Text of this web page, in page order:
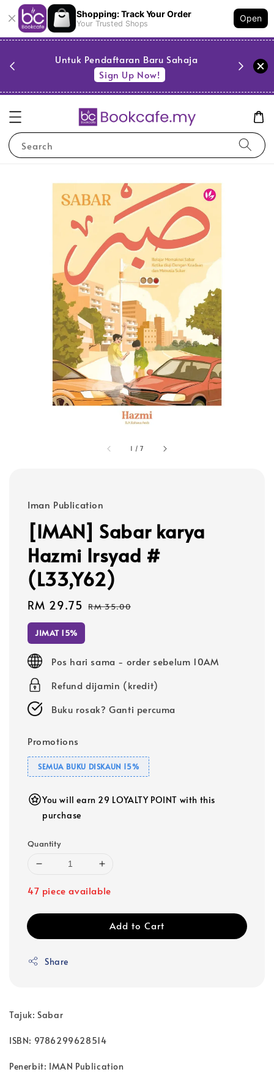
Shopping: Track Your Order
Your Trusted Shops
Open
Untuk Pendaftaran Baru Sahaja
Sign Up Now!
Search
1 /7
Iman Publication
[IMAN] Sabar karya
Hazmi Irsyad #
(L33,Y62)
Sale
price
RM 29.75 Regular
RM 35.00
JIMAT 15%
Pos hari sama - order sebelum 10AM
Refund dijamin (kredit)
Buku rosak? Ganti percuma
Promotions
SEMUA BUKU DISKAUN 15%
You will earn 29 LOYALTY POINT with this
purchase
Quantity
47 piece available
Add to Cart
Share
Tajuk: Sabar
ISBN: 9786299628514
Penerbit: IMAN Publication